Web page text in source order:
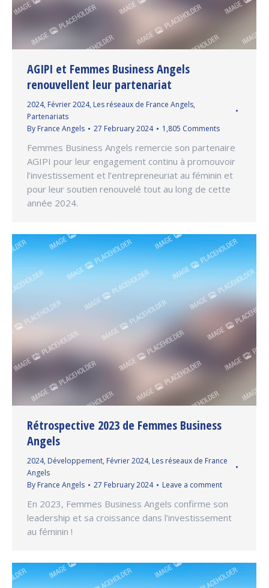
AGIPI et Femmes Business Angels
renouvellent leur partenariat
2024, Février 2024, Les réseaux de France Angels,
Partenariats
By France Angels 27 February 2024 1,805 Comments
Femmes Business Angels remercie son partenaire
AGIPI pour leur engagement continu à promouvoir
l’investissement et l’entrepreneuriat au féminin et
pour leur soutien renouvelé tout au long de cette
année 2024.
Rétrospective 2023 de Femmes Business
Angels
2024, Développement, Février 2024, Les réseaux de France
Angels
By France Angels 27 February 2024 Leave a comment
En 2023, Femmes Business Angels confirme son
leadership et sa croissance dans l’investissement
au féminin !